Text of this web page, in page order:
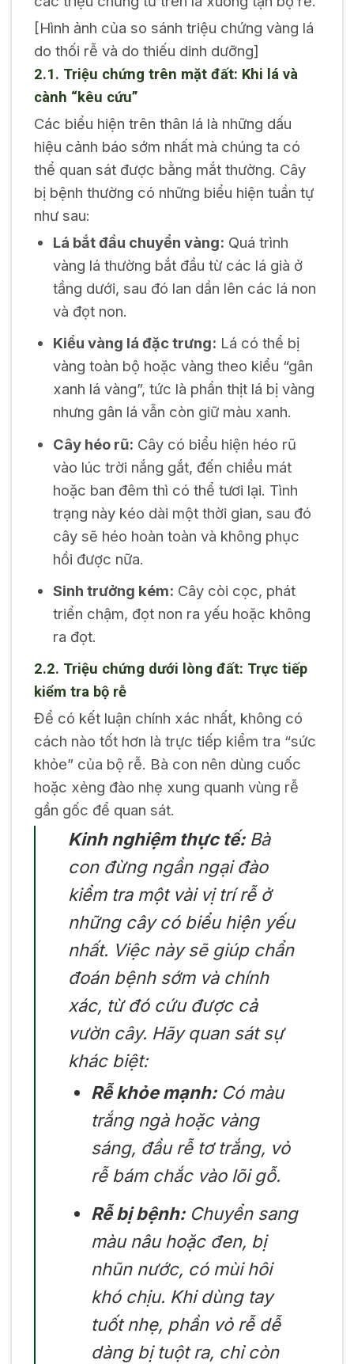
[Hình ảnh của so sánh triệu chứng vàng lá
do thối rễ và do thiếu dinh dưỡng]
2.1. Triệu chứng trên mặt đất: Khi lá và
cành “kêu cứu”
Các biểu hiện trên thân lá là những dấu
hiệu cảnh báo sớm nhất mà chúng ta có
thể quan sát được bằng mắt thường. Cây
bị bệnh thường có những biểu hiện tuần tự
như sau:
Lá bắt đầu chuyển vàng: Quá trình
vàng lá thường bắt đầu từ các lá già ở
tầng dưới, sau đó lan dần lên các lá non
và đọt non.
Kiểu vàng lá đặc trưng: Lá có thể bị
vàng toàn bộ hoặc vàng theo kiểu “gân
xanh lá vàng”, tức là phần thịt lá bị vàng
nhưng gân lá vẫn còn giữ màu xanh.
Cây héo rũ: Cây có biểu hiện héo rũ
vào lúc trời nắng gắt, đến chiều mát
hoặc ban đêm thì có thể tươi lại. Tình
trạng này kéo dài một thời gian, sau đó
cây sẽ héo hoàn toàn và không phục
hồi được nữa.
Sinh trưởng kém: Cây còi cọc, phát
triển chậm, đọt non ra yếu hoặc không
ra đọt.
2.2. Triệu chứng dưới lòng đất: Trực tiếp
kiểm tra bộ rễ
Để có kết luận chính xác nhất, không có
cách nào tốt hơn là trực tiếp kiểm tra “sức
khỏe” của bộ rễ. Bà con nên dùng cuốc
hoặc xẻng đào nhẹ xung quanh vùng rễ
gần gốc để quan sát.
Kinh nghiệm thực tế:Bà
con đừng ngần ngại đào
kiểm tra một vài vị trí rễ ở
những cây có biểu hiện yếu
nhất. Việc này sẽ giúp chẩn
đoán bệnh sớm và chính
xác, từ đó cứu được cả
vườn cây. Hãy quan sát sự
khác biệt:
Rễ khỏe mạnh:Có màu
trắng ngà hoặc vàng
sáng, đầu rễ tơ trắng, vỏ
rễ bám chắc vào lõi gỗ.
Rễ bị bệnh:Chuyển sang
màu nâu hoặc đen, bị
nhũn nước, có mùi hôi
khó chịu. Khi dùng tay
tuốt nhẹ, phần vỏ rễ dễ
dàng bị tuột ra, chỉ còn